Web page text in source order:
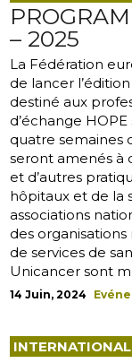
– 2025
La Fédération
de lancer
destiné aux
d’échange
quatre semaines
seront amenés à
et d’autres
hôpitaux et de la
associations
des
de services de
Unicancer sont
14 Juin, 2024
INTERNATIONAL